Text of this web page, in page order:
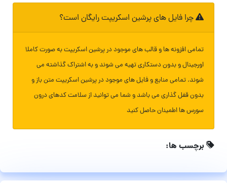
چرا فایل های پرشین اسکریپت رایگان است؟
تمامی افزونه ها و قالب های موجود در پرشین اسکریپت به صورت کاملا
اورجینال و بدون دستکاری تهیه می شوند و به اشتراک گذاشته می
شوند. تمامی منابع و فایل های موجود در پرشین اسکریپت متن باز و
بدون قفل گذاری می باشد و شما می توانید از سلامت کدهای درون
سورس ها اطمینان حاصل کنید
برچسب ها: